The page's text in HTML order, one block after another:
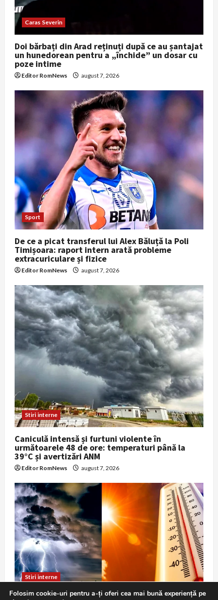
Caras Severin
Doi bărbați din Arad reținuți după ce au șantajat
un hunedorean pentru a „închide” un dosar cu
poze intime
Editor RomNews august 7, 2026
Sport
De ce a picat transferul lui Alex Băluță la Poli
Timișoara: raport intern arată probleme
extracuriculare și fizice
Editor RomNews august 7, 2026
Stiri interne
Caniculă intensă și furtuni violente în
următoarele 48 de ore: temperaturi până la
39°C și avertizări ANM
Editor RomNews august 7, 2026
Stiri interne
Folosim cookie-uri pentru a-ți oferi cea mai bună experiență pe